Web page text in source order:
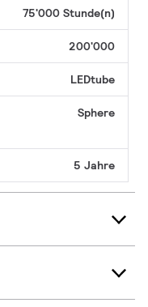
75'000 Stunde(n)
200'000
LEDtube
Sphere
5 Jahre